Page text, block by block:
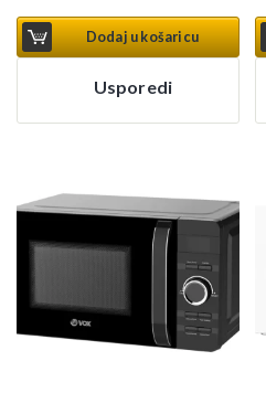
Dodaj u košaricu
Usporedi